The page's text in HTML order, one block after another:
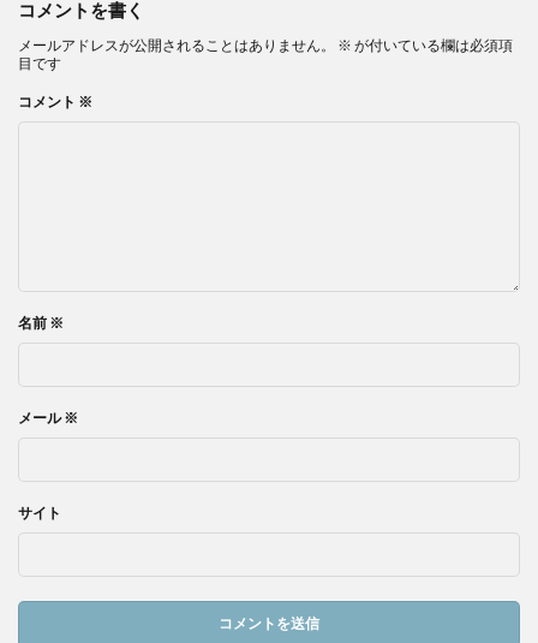
コメントを書く
メールアドレスが公開されることはありません。 ※ が付いている欄は必須項
目です
コメント ※
名前 ※
メール※
サイト